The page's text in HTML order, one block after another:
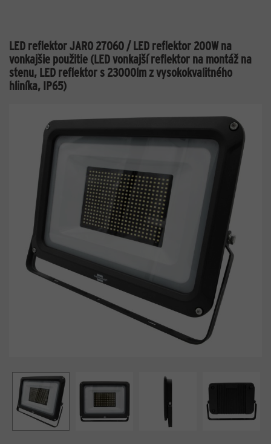
LED reflektor JARO 27060 / LED reflektor 200W na
vonkajšie použitie (LED vonkajší reflektor na montáž na
stenu, LED reflektor s 23000lm z vysokokvalitného
hliníka, IP65)